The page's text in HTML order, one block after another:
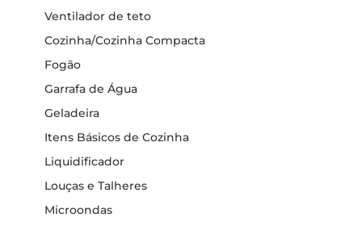
Ventilador de teto
Cozinha/Cozinha Compacta
Fogão
Garrafa de Água
Geladeira
Itens Básicos de Cozinha
Liquidificador
Louças e Talheres
Microondas